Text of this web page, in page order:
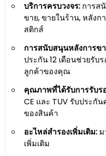
บริการครบวงจร: การส
ขาย, ขายในร้าน, หลังก
สติกส์
การสนับสนุนหลังการข
ประกัน 12 เดือนช่วยรั
ลูกค้าของคุณ
คุณภาพที่ได้รับการรับร
CE และ TUV รับประ
ของสินค้า
อะไหล่สำรองเพิ่มเติม:
เพิ่มเติม